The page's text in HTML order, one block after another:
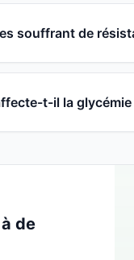
souffrant de
t-il la glycémie
de